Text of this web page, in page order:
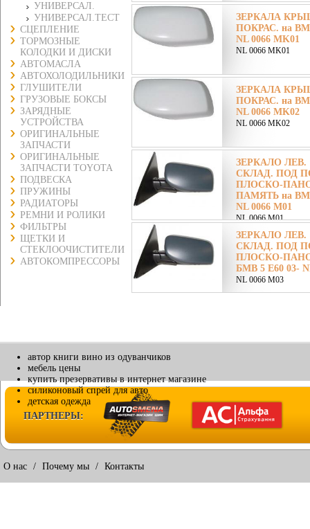
УНИВЕРСАЛ.
УНИВЕРСАЛ.ТЕСТ
СЦЕПЛЕНИЕ
ТОРМОЗНЫЕ
КОЛОДКИ И ДИСКИ
АВТОМАСЛА
АВТОХОЛОДИЛЬНИКИ
ГЛУШИТЕЛИ
ГРУЗОВЫЕ БОКСЫ
ЗАРЯДНЫЕ
УСТРОЙСТВА
ОРИГИНАЛЬНЫЕ
ЗАПЧАСТИ
ОРИГИНАЛЬНЫЕ
ЗАПЧАСТИ TOYOTA
ПОДВЕСКА
ПРУЖИНЫ
РАДИАТОРЫ
РЕМНИ И РОЛИКИ
ФИЛЬТРЫ
ЩЕТКИ И
СТЕКЛООЧИСТИТЕЛИ
АВТОКОМПРЕССОРЫ
ЗЕРКАЛА
ПОКРАС. на
NL 0066 MK01
NL 0066 MK01
ЗЕРКАЛА
ПОКРАС. на
NL 0066 MK02
NL 0066 MK02
ЗЕРКАЛО ЛЕВ.
СКЛАД. ПОД
ПЛОСКО-
ПАМЯТЬ на
NL 0066 M01
NL 0066 M01
ЗЕРКАЛО ЛЕВ.
СКЛАД. ПОД
ПЛОСКО-
БМВ 5 E60 03-
NL 0066 M03
автор книги вино из одуванчиков
мебель цены
купить презервативы в интернет магазине
силиконовый спрей для авто
детская одежда
ПАРТНЕРЫ:
О нас / Почему мы / Контакты